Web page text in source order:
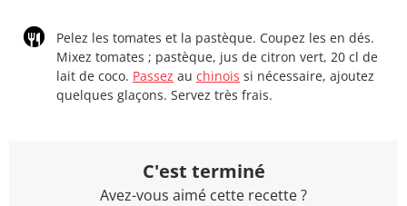
Pelez les tomates et la pastèque. Coupez les en dés.
Mixez tomates ; pastèque, jus de citron vert, 20 cl de
lait de coco. Passez au chinois si nécessaire, ajoutez
quelques glaçons. Servez très frais.
C'est terminé
Avez-vous aimé cette recette ?